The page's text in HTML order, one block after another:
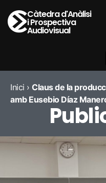
Càtedra d'Anàlisi
i Prospectiva
Audiovisual
Inici › Claus de la
amb Eusebio Díaz